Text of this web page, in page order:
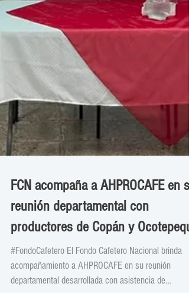
FCN acompaña a AHPROCAFE en su
reunión departamental con
productores de Copán y
#FondoCafetero El Fondo Cafetero Nacional brinda